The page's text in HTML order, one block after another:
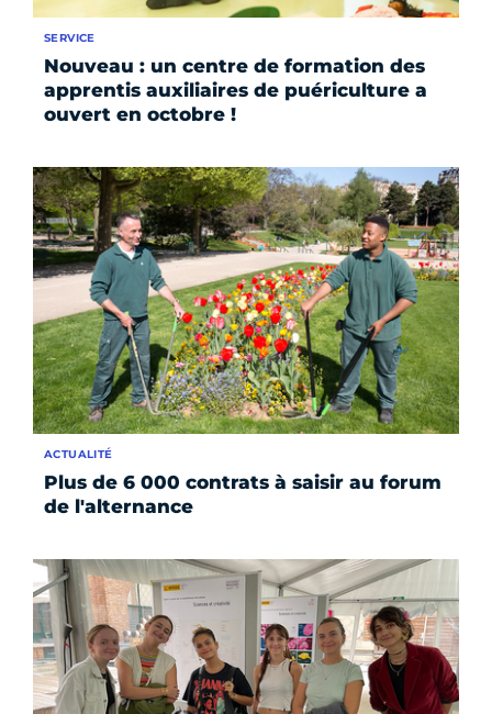
Nouveau : un centre de formation des
apprentis auxiliaires de puériculture a
ouvert en octobre !
SERVICE
Plus de 6 000 contrats à saisir au forum
de l'alternance
ACTUALITÉ